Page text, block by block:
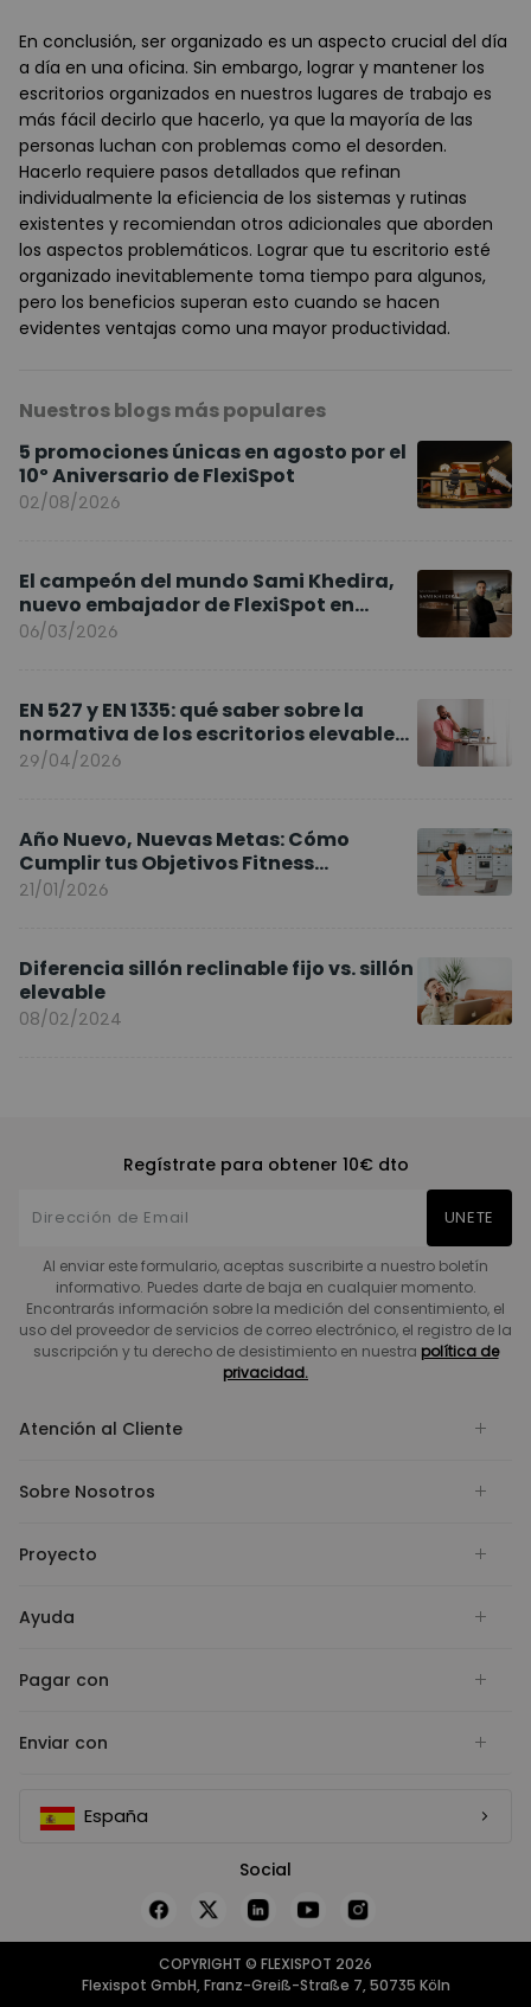
En conclusión, ser organizado es un aspecto crucial del día
a día en una oficina. Sin embargo, lograr y mantener los
escritorios organizados en nuestros lugares de trabajo es
más fácil decirlo que hacerlo, ya que la mayoría de las
personas luchan con problemas como el desorden.
Hacerlo requiere pasos detallados que refinan
individualmente la eficiencia de los sistemas y rutinas
existentes y recomiendan otros adicionales que aborden
los aspectos problemáticos. Lograr que tu escritorio esté
organizado inevitablemente toma tiempo para algunos,
pero los beneficios superan esto cuando se hacen
evidentes ventajas como una mayor productividad.
Nuestros blogs más populares
5 promociones únicas en agosto por el
10º Aniversario de FlexiSpot
02/08/2026
El campeón del mundo Sami Khedira,
nuevo embajador de FlexiSpot en
Europa
06/03/2026
EN 527 y EN 1335: qué saber sobre la
normativa de los escritorios elevables
y sillas ergonómicas
29/04/2026
Año Nuevo, Nuevas Metas: Cómo
Cumplir tus Objetivos Fitness
Entrenando en Casa
21/01/2026
Diferencia sillón reclinable fijo vs. sillón
elevable
08/02/2024
Regístrate para obtener 10€ dto
UNETE
Al enviar este formulario, aceptas suscribirte a nuestro boletín
informativo. Puedes darte de baja en cualquier momento.
Encontrarás información sobre la medición del consentimiento, el
uso del proveedor de servicios de correo electrónico, el registro de la
suscripción y tu derecho de desistimiento en nuestra política de
privacidad.
Atención al Cliente
Sobre Nosotros
Proyecto
Ayuda
Pagar con
Enviar con
España
Social
COPYRIGHT © FLEXISPOT 2026
Flexispot GmbH, Franz-Greiß-Straße 7, 50735 Köln